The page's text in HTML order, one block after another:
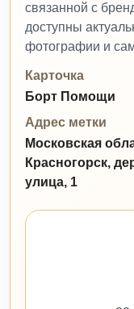
связанной с
доступны
фотографии и
Карточка
Борт Помощи
Адрес метки
Московская
Красногорск,
улица, 1